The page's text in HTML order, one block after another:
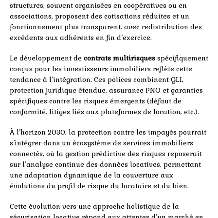
structures, souvent organisées en coopératives ou en
associations, proposent des cotisations réduites et un
fonctionnement plus transparent, avec redistribution des
excédents aux adhérents en fin d’exercice.
Le développement de contrats multirisques spécifiquement
conçus pour les investisseurs immobiliers reflète cette
tendance à l’intégration. Ces polices combinent GLI,
protection juridique étendue, assurance PNO et garanties
spécifiques contre les risques émergents (défaut de
conformité, litiges liés aux plateformes de location, etc.).
À l’horizon 2030, la protection contre les impayés pourrait
s’intégrer dans un écosystème de services immobiliers
connectés, où la gestion prédictive des risques reposerait
sur l’analyse continue des données locatives, permettant
une adaptation dynamique de la couverture aux
évolutions du profil de risque du locataire et du bien.
Cette évolution vers une approche holistique de la